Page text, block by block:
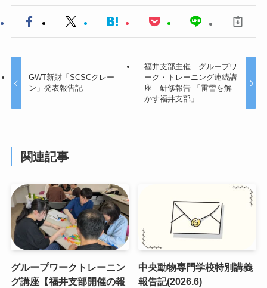
GWT新財「SCSCクレー
ン」発表報告記
福井支部主催 グループワ
ーク・トレーニング連続講
座 研修報告 「雷雪を解
かす福井支部」
関連記事
グループワークトレーニン
グ講座【福井支部開催の報
中央動物専門学校特別講義
報告記(2026.6)